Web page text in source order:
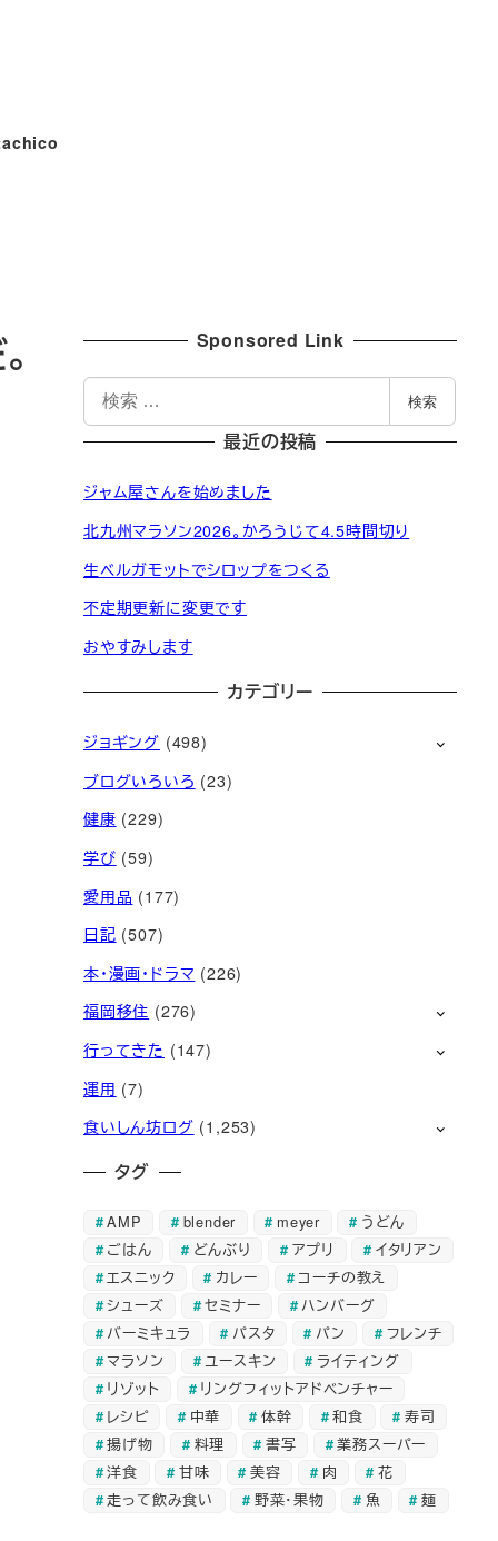
Sponsored Link
索
検索
最近の投稿
ジャム屋さんを始めました
北九州マラソン2026。かろうじて4.5時間切り
生ベルガモットでシロップをつくる
不定期更新に変更です
おやすみします
カテゴリー
ジョギング (498)
ブログいろいろ (23)
健康 (229)
学び (59)
愛用品 (177)
日記 (507)
本・漫画・ドラマ (226)
福岡移住 (276)
行ってきた (147)
運用 (7)
食いしん坊ログ (1,253)
タグ
AMP blender meyer
うどん
ごはん
どんぶり アプリ
イタリアン
エスニック
カレー
コーチの教え
シューズ
セミナー
ハンバーグ
バーミキュラ
パスタ パン
フレンチ
マラソン
ユースキン
ライティング
リゾット
リングフィットアドベンチャー
レシピ
中華 体幹 和食
寿司
揚げ物
料理 書写
業務スーパー
洋食
甘味 美容 肉
花
走って飲み食い
野菜・果物 魚 麺